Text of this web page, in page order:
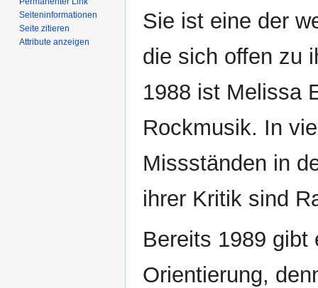
Sie ist eine der
die sich offen zu
1988 ist Melissa
Rockmusik. In
Missständen in
ihrer Kritik sind
Bereits 1989 gibt
Orientierung,
Seiten­­informationen
Seite zitieren
Attribute anzeigen